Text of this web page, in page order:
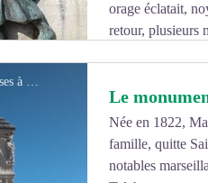
l'image en plein écran
orage éclatait,
retour, plusieurs
les Marmots. Ce nom fut
les habitants de St Geniez
au milieu du Pont Vieux depuis
® OT des Causses à l'Aubrac
Le
Née en 1822,
famille, quitte
notables